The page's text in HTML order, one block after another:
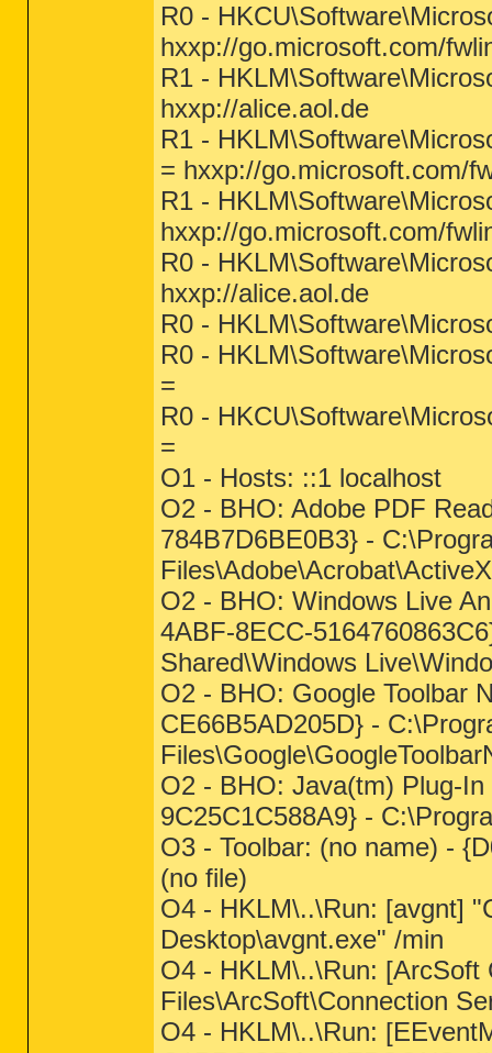
R0 -
hxxp://go.microsoft.com/
R1 -
hxxp://alice.aol.de
R1 -
= hxxp://go.microsoft.com/
R1 -
hxxp://go.microsoft.com/
R0 -
hxxp://alice.aol.de
R0 -
R0 -
=
R0 -
=
O1 - Hosts: ::1 localhost
O2 - BHO: Adobe PDF
784B7D6BE0B3} -
O2 - BHO: Windows Live
4ABF-8ECC-
Shared\Windows
O2 - BHO: Google Toolbar
CE66B5AD205D} -
O2 - BHO: Java(tm) Plug-
9C25C1C588A9} -
O3 - Toolbar: (no name) -
(no file)
O4 - HKLM\..\Run: [avgnt]
Desktop\avgnt.exe" /min
O4 - HKLM\..\Run: [ArcSoft
Files\ArcSoft\Connection
O4 - HKLM\..\Run: